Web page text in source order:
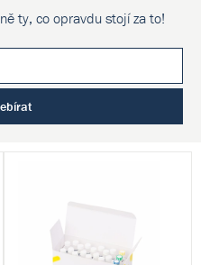
ty, co opravdu stojí za to!